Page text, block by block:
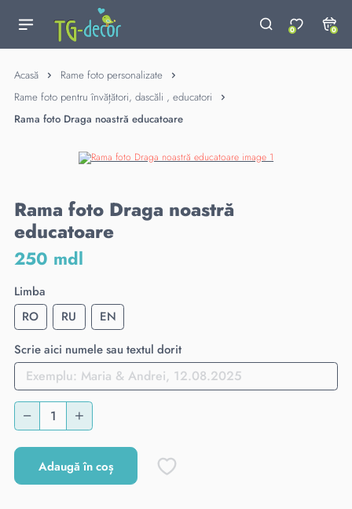
0 0
Acasă
Rame foto personalizate
Rame foto pentru învățători, dascăli , educatori
Rama foto Draga noastră educatoare
Rama foto Draga noastră
educatoare
250 mdl
Limba
RO
RU
EN
Scrie aici numele sau textul dorit
Adaugă în coș